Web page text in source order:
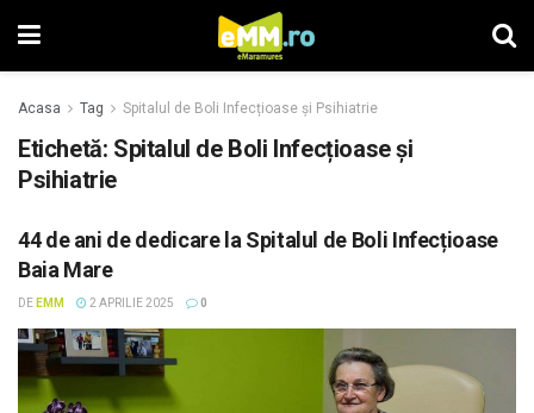
Acasa Tag Spitalul de Boli Infecțioase și Psihiatrie
Etichetă: Spitalul de Boli Infecțioase și
Psihiatrie
44 de ani de dedicare la Spitalul de Boli Infecțioase
Baia Mare
DE EMM 2 APRILIE 2025 0